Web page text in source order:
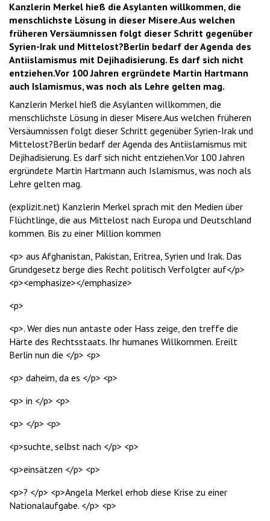
Kanzlerin Merkel hieß die Asylanten willkommen, die
menschlichste Lösung in dieser Misere.Aus welchen
früheren Versäumnissen folgt dieser Schritt gegenüber
Syrien-Irak und Mittelost?Berlin bedarf der Agenda des
Antiislamismus mit Dejihadisierung. Es darf sich nicht
entziehen.Vor 100 Jahren ergründete Martin Hartmann
auch Islamismus, was noch als Lehre gelten mag.
Kanzlerin Merkel hieß die Asylanten willkommen, die
menschlichste Lösung in dieser Misere.Aus welchen früheren
Versäumnissen folgt dieser Schritt gegenüber Syrien-Irak und
Mittelost?Berlin bedarf der Agenda des Antiislamismus mit
Dejihadisierung. Es darf sich nicht entziehen.Vor 100 Jahren
ergründete Martin Hartmann auch Islamismus, was noch als
Lehre gelten mag.
(explizit.net) Kanzlerin Merkel sprach mit den Medien über
Flüchtlinge, die aus Mittelost nach Europa und Deutschland
kommen. Bis zu einer Million kommen
<p> aus Afghanistan, Pakistan, Eritrea, Syrien und Irak. Das
Grundgesetz berge dies Recht politisch Verfolgter auf</p>
<p><emphasize></emphasize>
<p>
<p>. Wer dies nun antaste oder Hass zeige, den treffe die
Härte des Rechtsstaats. Ihr humanes Willkommen. Ereilt
Berlin nun die </p> <p>
<p> daheim, da es </p> <p>
<p> in </p> <p>
<p> </p> <p>
<p>suchte, selbst nach </p> <p>
<p>einsätzen </p> <p>
<p>? </p> <p>Angela Merkel erhob diese Krise zu einer
Nationalaufgabe. </p> <p>